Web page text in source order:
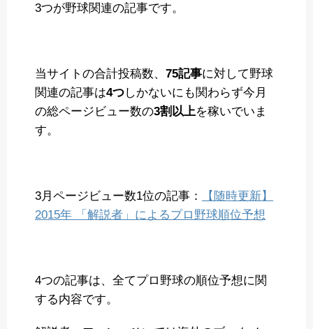
3つが野球関連の記事です。
当サイトの合計投稿数、 75記事に対して野球
関連の記事は4つしかないにも関わらず今月
の総ページビュー数の3割以上を稼いでいま
す。
3月ページビュー数1位の記事：
【随時更新】
2015年 「解説者」によるプロ野球順位予想
4つの記事は、全てプロ野球の順位予想に関
する内容です。